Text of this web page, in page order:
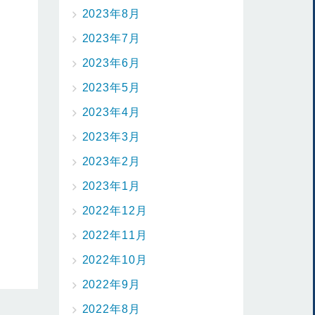
2023年8月
2023年7月
2023年6月
2023年5月
2023年4月
2023年3月
2023年2月
2023年1月
2022年12月
2022年11月
2022年10月
2022年9月
2022年8月